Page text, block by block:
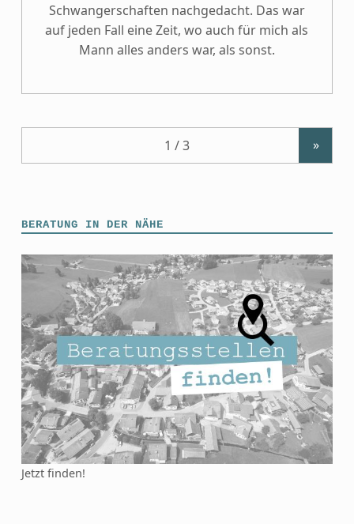
Schwangerschaften nachgedacht. Das war
auf jeden Fall eine Zeit, wo auch für mich als
Mann alles anders war, als sonst.
»
BERATUNG IN DER NÄHE
Jetzt finden!